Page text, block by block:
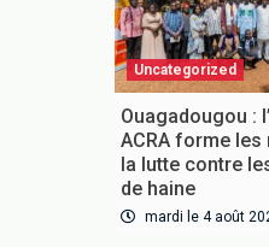
Uncategorized
Ouagadougou :
ACRA forme les
la lutte contre
de haine
mardi le 4 août